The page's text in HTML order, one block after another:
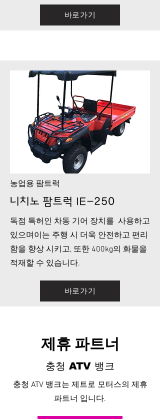
바로가기
​농업용 팜트럭
니치노 팜트럭 IE-250
독점 특허인 차동 기어 장치를 사용하고
있으며이는 주행 시 더욱 안전하고 편리
함을 향상 시키고, 또한 400kg의 화물을
적재할 수 있습니다.
바로가기
제휴 파트너
충청 ATV 뱅크
충청 ATV 뱅크는 제트로 모터스의 제휴
파트너 입니다.